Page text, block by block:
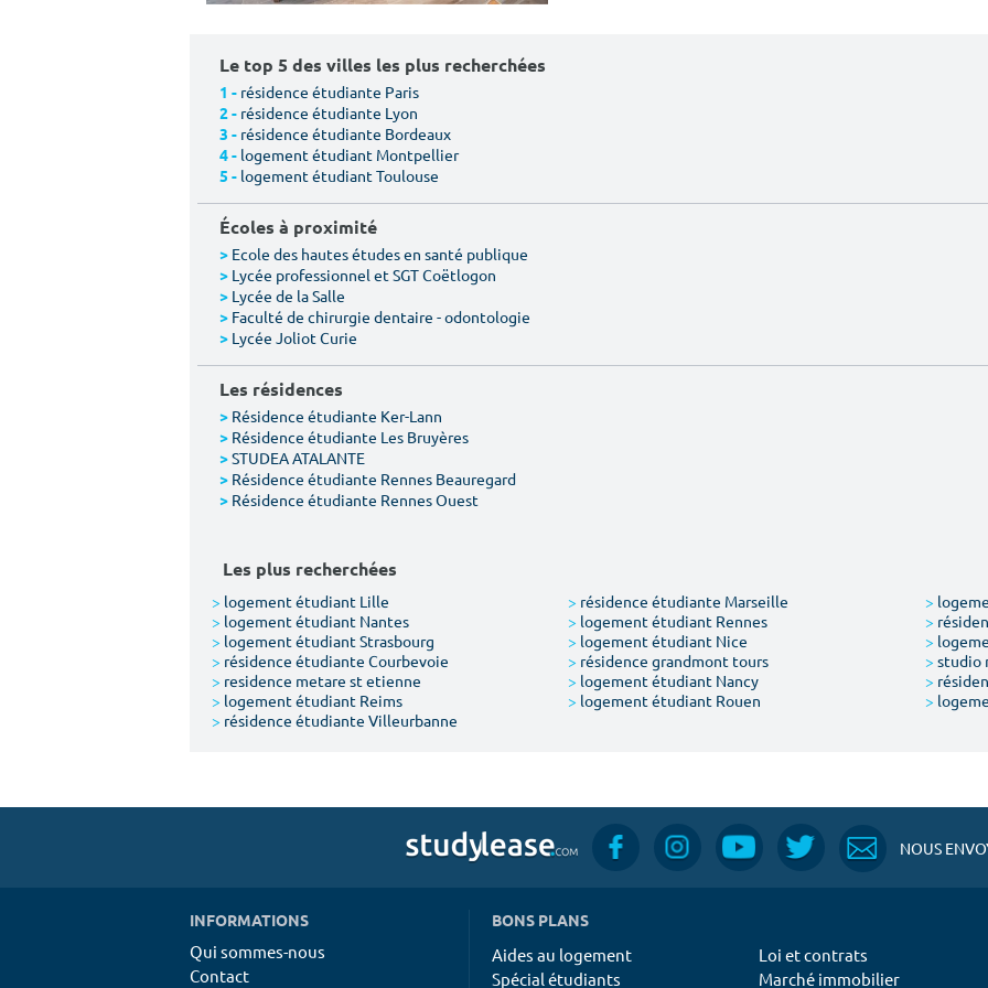
Le top 5 des villes les plus recherchées
1 - résidence étudiante Paris
2 - résidence étudiante Lyon
3 - résidence étudiante Bordeaux
4 - logement étudiant Montpellier
5 - logement étudiant Toulouse
Écoles à proximité
> Ecole des hautes études en santé publique
> Lycée professionnel et SGT Coëtlogon
> Lycée de la Salle
> Faculté de chirurgie dentaire - odontologie
> Lycée Joliot Curie
Les résidences
> Résidence étudiante Ker-Lann
> Résidence étudiante Les Bruyères
>STUDEA ATALANTE
> Résidence étudiante Rennes Beauregard
> Résidence étudiante Rennes Ouest
Les plus recherchées
> logement étudiant Lille > résidence étudiante Marseille >
> logement étudiant Nantes > logement étudiant Rennes >
> logement étudiant Strasbourg > logement étudiant Nice >
> résidence étudiante Courbevoie > résidence grandmont tours > studio
> residence metare st etienne > logement étudiant Nancy >
> logement étudiant Reims > logement étudiant Rouen >
> résidence étudiante Villeurbanne
NOUS
INFORMATIONS
Qui sommes-nous
Contact
BONS PLANS
Aides au logement
Spécial étudiants
Loi et contrats
Marché immobilier